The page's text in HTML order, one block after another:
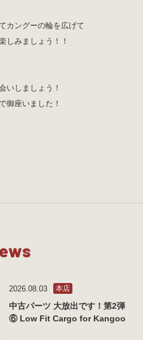
カングーの輪を広げて
しみましょう！！
いしましょう！
御座いました！
ews
2026.08.03 本店
中古パーツ 大放出です！第2弾
⑥ Low Fit Cargo for Kangoo